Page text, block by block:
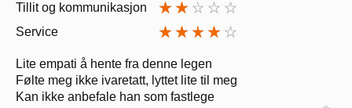
Tillit og kommunikasjon
Service
Lite empati å hente fra denne legen
Følte meg ikke ivaretatt, lyttet lite til meg
Kan ikke anbefale han som fastlege